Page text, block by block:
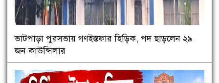
ভাটপাড়া পুরসভায় গণইস্তফার হিড়িক, পদ ছাড়লেন ২৯
জন কাউন্সিলার